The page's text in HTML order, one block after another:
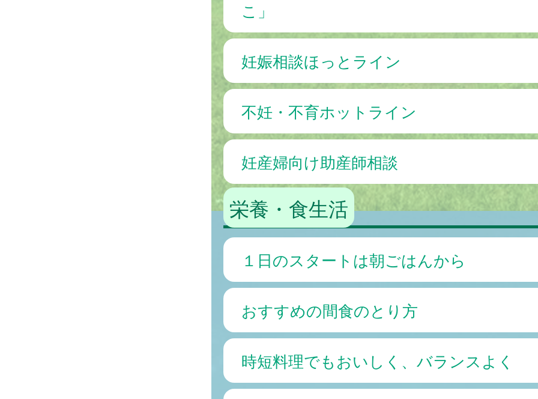
こ」
妊娠相談ほっとライン
不妊・不育ホットライン
妊産婦向け助産師相談
栄養・食生活
１日のスタートは朝ごはんから
おすすめの間食のとり方
時短料理でもおいしく、バランスよく